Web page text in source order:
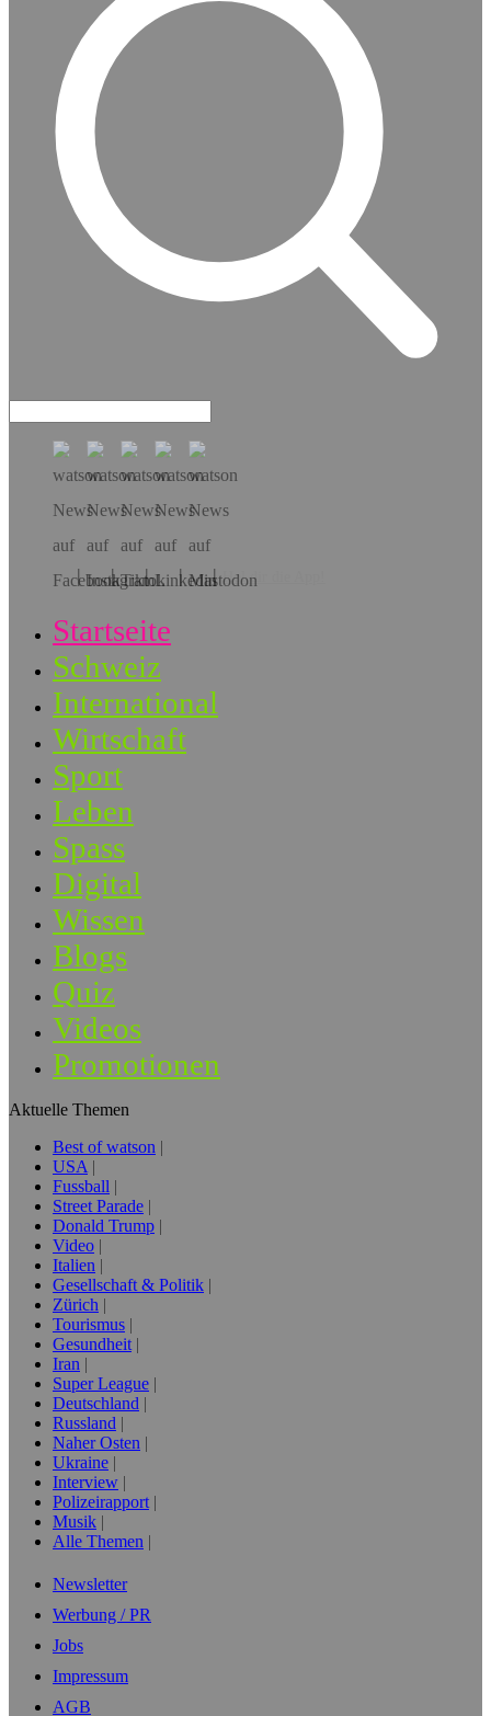
Hol dir die App!
Startseite
Schweiz
International
Wirtschaft
Sport
Leben
Spass
Digital
Wissen
Blogs
Quiz
Videos
Promotionen
Aktuelle Themen
Best of watson
USA
Fussball
Street Parade
Donald Trump
Video
Italien
Gesellschaft & Politik
Zürich
Tourismus
Gesundheit
Iran
Super League
Deutschland
Russland
Naher Osten
Ukraine
Interview
Polizeirapport
Musik
Alle Themen
Newsletter
Werbung / PR
Jobs
Impressum
AGB